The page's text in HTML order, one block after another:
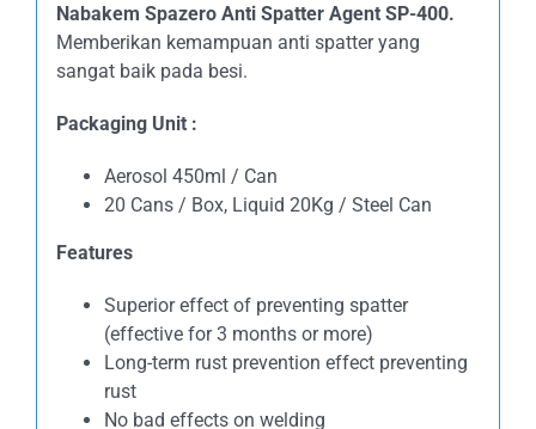
Nabakem Spazero Anti Spatter Agent SP-400.
Memberikan kemampuan anti spatter yang
sangat baik pada besi.
Packaging Unit :
Aerosol 450ml / Can
20 Cans / Box, Liquid 20Kg / Steel Can
Features
Superior effect of preventing spatter
(effective for 3 months or more)
Long-term rust prevention effect preventing
rust
No bad effects on welding